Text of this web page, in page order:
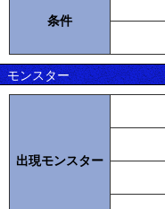
条件
モンスター
出現モンスター